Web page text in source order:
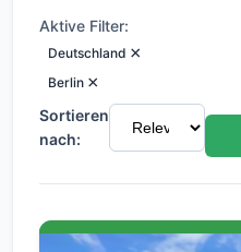
Aktive Filter:
Deutschland ×
Berlin ×
Sortieren
nach: